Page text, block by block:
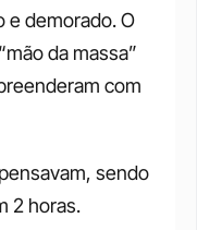
e demorado. O
da massa”
com
sendo
2 horas.